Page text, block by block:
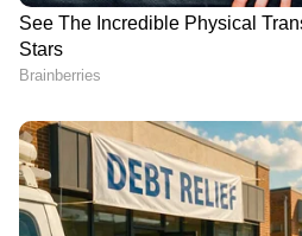
കുട്ടികളെ
ഹോമിലേക്ക് മാറ്റി.